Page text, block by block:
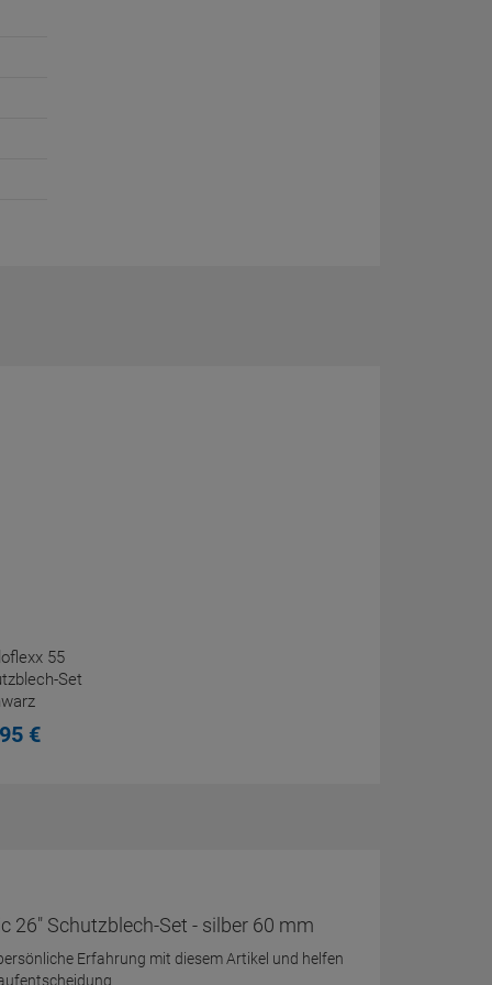
55
Set
95 €
26" Schutzblech-Set - silber 60 mm
Erfahrung mit diesem Artikel und helfen